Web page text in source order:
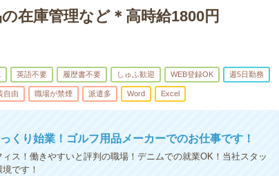
在庫管理など＊高時給1800円
英語不要 履歴書不要 しゅふ歓迎 WEB登録OK 週5日勤務
自由 職場が禁煙 派遣多 Word Excel
くり始業！ゴルフ用品メーカーでのお仕事です！
ス！働きやすいと評判の職場！デニムでの就業OK！当社スタッ
です！